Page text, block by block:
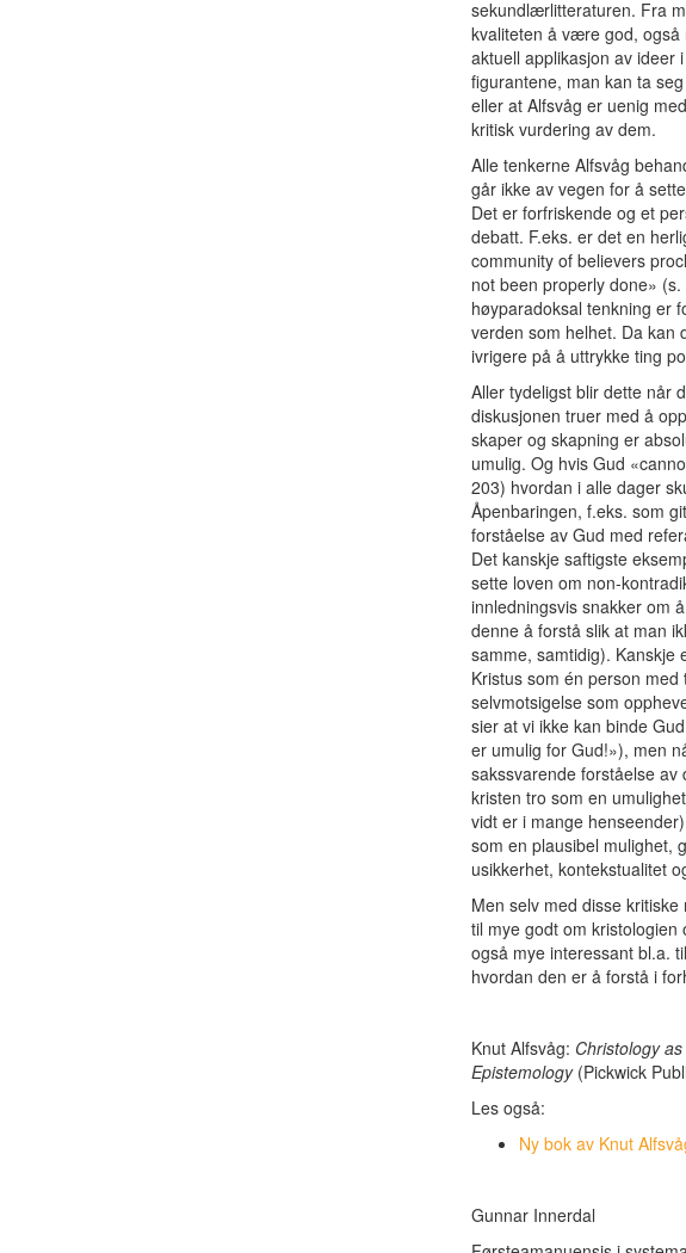
sekundlærlitteraturen. Fra
kvaliteten å være god,
aktuell applikasjon av ideer
figurantene, man kan ta
eller at Alfsvåg er uenig
kritisk vurdering av dem.
Alle tenkerne Alfsvåg
går ikke av vegen for å
Det er forfriskende og et
debatt. F.eks. er det en
community of believers
not been properly done»
høyparadoksal tenkning er
verden som helhet. Da kan
ivrigere på å uttrykke ting
Aller tydeligst blir dette når
diskusjonen truer med å
skaper og skapning er
umulig. Og hvis Gud
203) hvordan i alle dager
Åpenbaringen, f.eks. som
forståelse av Gud med
Det kanskje saftigste
sette loven om non-
innledningsvis snakker om
denne å forstå slik at man
samme, samtidig). Kanskje
Kristus som én person
selvmotsigelse som
sier at vi ikke kan binde
er umulig for Gud!»), men
sakssvarende forståelse
kristen tro som en
vidt er i mange
som en plausibel mulighet,
usikkerhet, kontekstualitet
Men selv med disse
til mye godt om
også mye interessant bl.a.
hvordan den er å forstå i
Knut Alfsvåg: Christology
Epistemology(Pickwick
Les også:
Ny bok av Knut
Gunnar Innerdal